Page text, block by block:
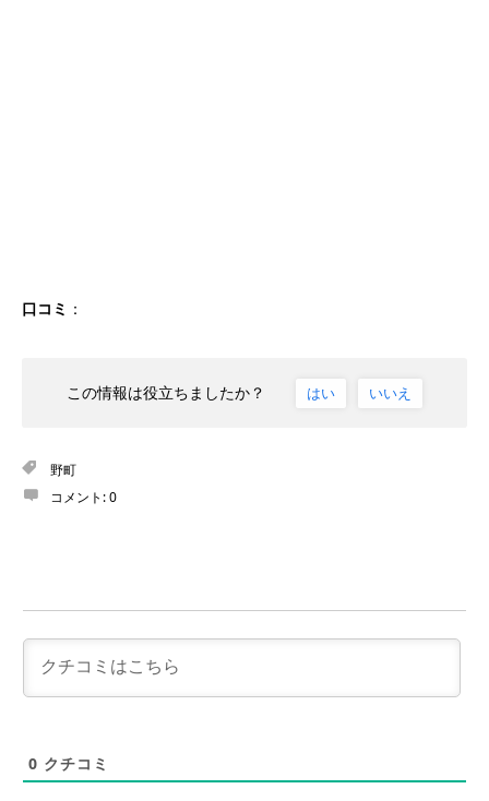
口コミ ：
この情報は役立ちましたか？ はい いいえ
野町
コメント:0
0 クチコミ